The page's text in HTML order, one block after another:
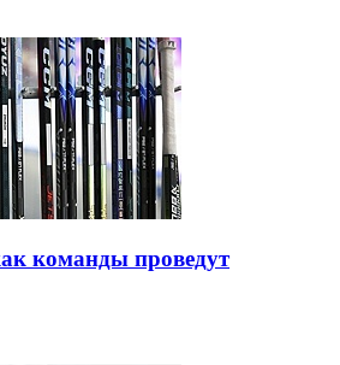
команды проведут